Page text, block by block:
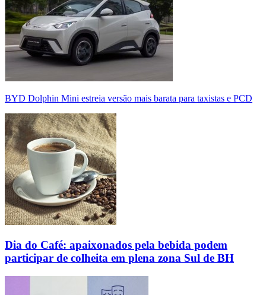
BYD Dolphin Mini estreia versão mais barata para taxistas e PCD
Dia do Café: apaixonados pela bebida podem
participar de colheita em plena zona Sul de BH